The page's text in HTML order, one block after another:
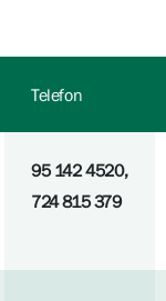
Telefon
95 142 4520,
724 815 379